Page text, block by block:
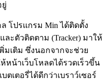
โปรแกรม Min ได้ติดตั้ง
ะตัวติดตาม (Tracker) มาให้
มเติม ซึ่งนอกจากจะช่วย
หน้าเว็บโหลดได้รวดเร็วขึ้น
เตอรี่ได้ดีกว่าเบราว์เซอร์